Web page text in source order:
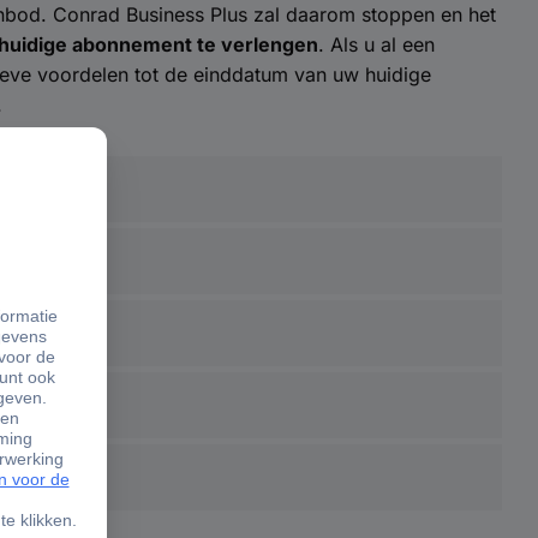
Conrad Business Plus zal daarom stoppen en het
abonnement te verlengen. Als u al een
voordelen tot de einddatum van uw huidige
op
en persoonlijke service voor al uw vragen
klantnummer) ontvangt u 10% korting op al onze
anders wordt de korting niet verrekend.
via onze
retour aan te vragen.
gebruik maken van ons inkoopsysteem om snel